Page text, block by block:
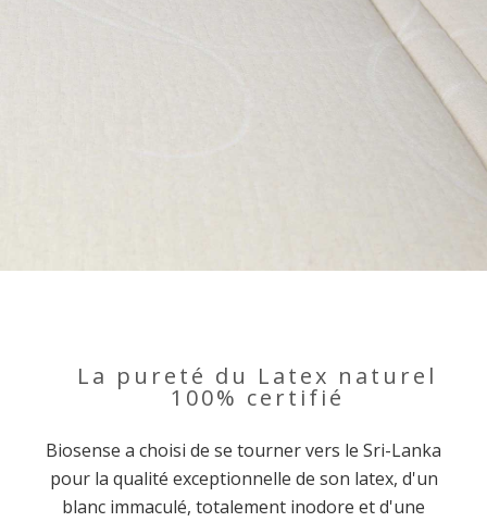
La pureté du Latex naturel
100% certifié
Biosense a choisi de se tourner vers le Sri-Lanka
pour la qualité exceptionnelle de son latex, d'un
blanc immaculé, totalement inodore et d'une